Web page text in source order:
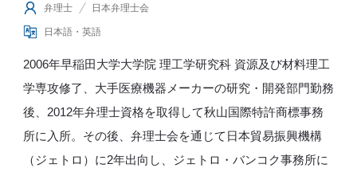
弁理士 日本弁理士会
日本語・英語
2006年早稲田大学大学院 理工学研究科 資源及び材料理工
学専攻修了、大手医療機器メーカーの研究・開発部門勤務
後、2012年弁理士資格を取得して秋山国際特許商標事務
所に入所。その後、弁理士会を通じて日本貿易振興機構
（ジェトロ）に2年出向し、ジェトロ・バンコク事務所に